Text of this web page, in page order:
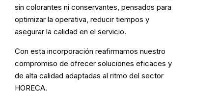
sin colorantes ni conservantes, pensados para
optimizar la operativa, reducir tiempos y
asegurar la calidad en el servicio.
Con esta incorporación reafirmamos nuestro
compromiso de ofrecer soluciones eficaces y
de alta calidad adaptadas al ritmo del sector
HORECA.